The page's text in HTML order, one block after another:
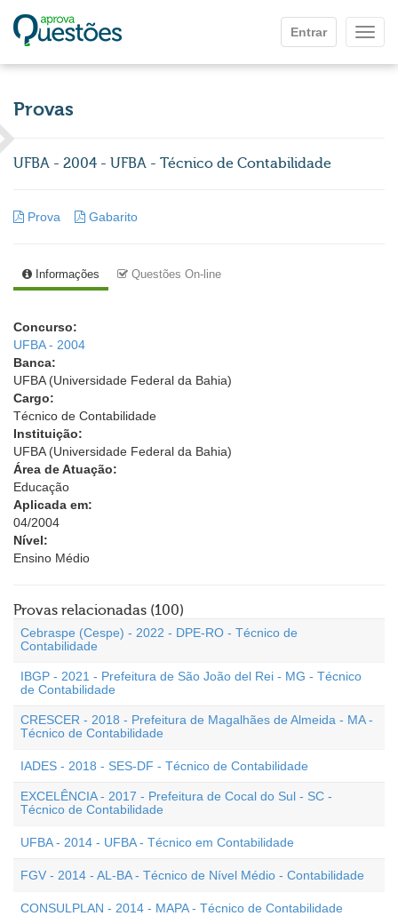
Entrar
Provas
UFBA - 2004 - UFBA - Técnico de Contabilidade
Prova Gabarito
Informações Questões On-line
Concurso:
UFBA - 2004
Banca:
UFBA (Universidade Federal da Bahia)
Cargo:
Técnico de Contabilidade
Instituição:
UFBA (Universidade Federal da Bahia)
Área de Atuação:
Educação
Aplicada em:
04/2004
Nível:
Ensino Médio
Provas relacionadas (100)
Cebraspe (Cespe) - 2022 - DPE-RO - Técnico de
Contabilidade
IBGP - 2021 - Prefeitura de São João del Rei - MG - Técnico
de Contabilidade
CRESCER - 2018 - Prefeitura de Magalhães de Almeida - MA -
Técnico de Contabilidade
IADES - 2018 - SES-DF - Técnico de Contabilidade
EXCELÊNCIA - 2017 - Prefeitura de Cocal do Sul - SC -
Técnico de Contabilidade
UFBA - 2014 - UFBA - Técnico em Contabilidade
FGV - 2014 - AL-BA - Técnico de Nível Médio - Contabilidade
CONSULPLAN - 2014 - MAPA - Técnico de Contabilidade